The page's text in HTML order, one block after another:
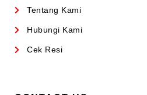
Tentang Kami
Hubungi Kami
Cek Resi